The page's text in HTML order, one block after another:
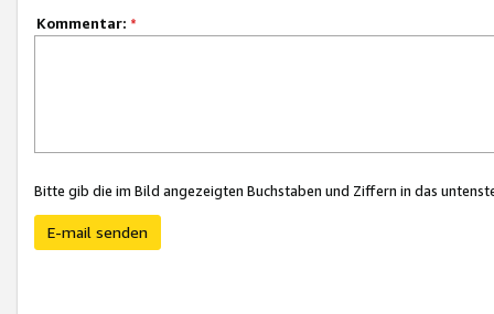
Kommentar: *
Bitte gib die im Bild angezeigten Buchstaben und Ziffern in das
E-mail senden